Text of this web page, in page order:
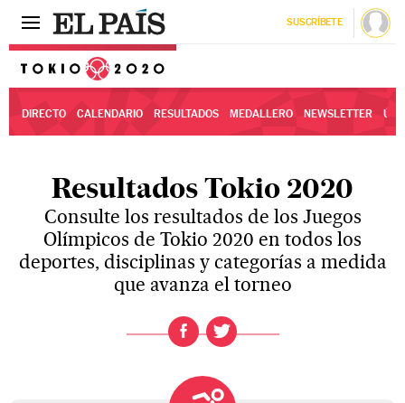
SUSCRÍBETE
DIRECTO CALENDARIO RESULTADOS MEDALLERO NEWSLETTER
Resultados Tokio 2020
Consulte los resultados de los Juegos
Olímpicos de Tokio 2020 en todos los
deportes, disciplinas y categorías a medida
que avanza el torneo